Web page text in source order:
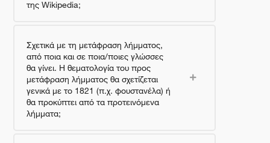
Σχετικά με τη μετάφραση λήμματος,
από ​ποια και σε ποια/ποιες γλώσσες
θα γίνει. Η θεματολογία του προς
μετάφραση λήμματος θα σχετίζεται
γενικά με το 1821 (π.χ. φουστανέλα) ή
θα προκύπτει από τα προτεινόμενα
λήμματα;